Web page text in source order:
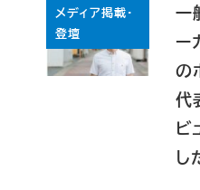
メディア掲載・
登壇
一
ー
の
代
ビ
し